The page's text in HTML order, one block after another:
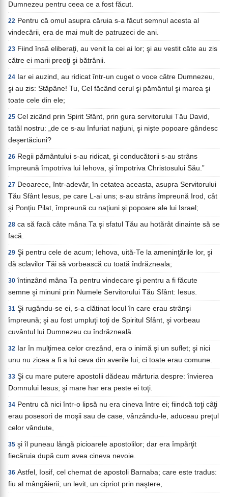
Dumnezeu pentru ceea ce a fost făcut.
22 Pentru că omul asupra căruia s-a făcut semnul acesta al
vindecării, era de mai mult de patruzeci de ani.
23 Fiind însă eliberaţi, au venit la cei ai lor; şi au vestit câte au zis
către ei marii preoţi şi bătrânii.
24 Iar ei auzind, au ridicat într-un cuget o voce către Dumnezeu,
şi au zis: Stăpâne! Tu, Cel făcând cerul şi pământul şi marea şi
toate cele din ele;
25 Cel zicând prin Spirit Sfânt, prin gura servitorului Tău David,
tatăl nostru: „de ce s-au înfuriat naţiuni, şi nişte popoare gândesc
deşertăciuni?
26 Regii pământului s-au ridicat, şi conducătorii s-au strâns
împreună împotriva lui Iehova, şi împotriva Christosului Său.”
27 Deoarece, într-adevăr, în cetatea aceasta, asupra Servitorului
Tău Sfânt Iesus, pe care L-ai uns; s-au strâns împreună Irod, cât
şi Ponţiu Pilat, împreună cu naţiuni şi popoare ale lui Israel;
28 ca să facă câte mâna Ta şi sfatul Tău au hotărât dinainte să se
facă.
29 Şi pentru cele de acum; Iehova, uită-Te la ameninţările lor, şi
dă sclavilor Tăi să vorbească cu toată îndrăzneala;
30 întinzând mâna Ta pentru vindecare şi pentru a fi făcute
semne şi minuni prin Numele Servitorului Tău Sfânt: Iesus.
31 Şi rugându-se ei, s-a clătinat locul în care erau strânşi
împreună; şi au fost umpluţi toţi de Spiritul Sfânt, şi vorbeau
cuvântul lui Dumnezeu cu îndrăzneală.
32 Iar în mulţimea celor crezând, era o inimă şi un suflet; şi nici
unu nu zicea a fi a lui ceva din averile lui, ci toate erau comune.
33 Şi cu mare putere apostolii dădeau mărturia despre: învierea
Domnului Iesus; şi mare har era peste ei toţi.
34 Pentru că nici într-o lipsă nu era cineva între ei; fiindcă toţi câţi
erau posesori de moşii sau de case, vânzându-le, aduceau preţul
celor vândute,
35 şi îl puneau lângă picioarele apostolilor; dar era împărţit
fiecăruia după cum avea cineva nevoie.
36 Astfel, Iosif, cel chemat de apostoli Barnaba; care este tradus:
fiu al mângâierii; un levit, un cipriot prin naştere,